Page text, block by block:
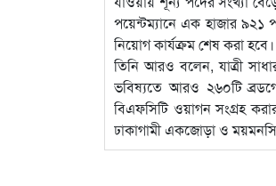
পয়েন্টম্যানে এক হাজার ৯২১
নিয়োগ কার্যক্রম শেষ করা হবে।
তিনি আরও বলেন, যাত্রী
ভবিষ্যতে আরও ২৬০টি
বিএফসিটি ওয়াগন সংগ্রহ
ঢাকাগামী একজোড়া ও